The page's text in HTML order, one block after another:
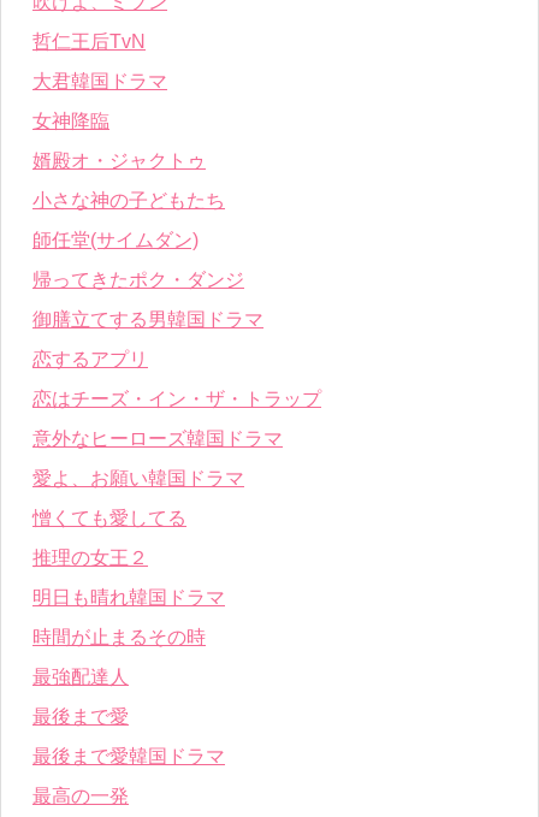
哲仁王后TvN
大君韓国ドラマ
女神降臨
婿殿オ・ジャクトゥ
小さな神の子どもたち
師任堂(サイムダン)
帰ってきたポク・ダンジ
御膳立てする男韓国ドラマ
恋するアプリ
恋はチーズ・イン・ザ・トラップ
意外なヒーローズ韓国ドラマ
愛よ、お願い韓国ドラマ
憎くても愛してる
推理の女王２
明日も晴れ韓国ドラマ
時間が止まるその時
最強配達人
最後まで愛
最後まで愛韓国ドラマ
最高の一発